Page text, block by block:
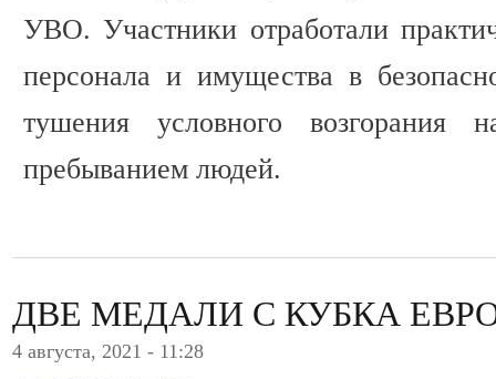
УВО. Участники отработали
персонала и имущества в
тушения условного возгорания
пребыванием людей.
ДВЕ МЕДАЛИ С КУБКА
4 августа, 2021 - 11:28